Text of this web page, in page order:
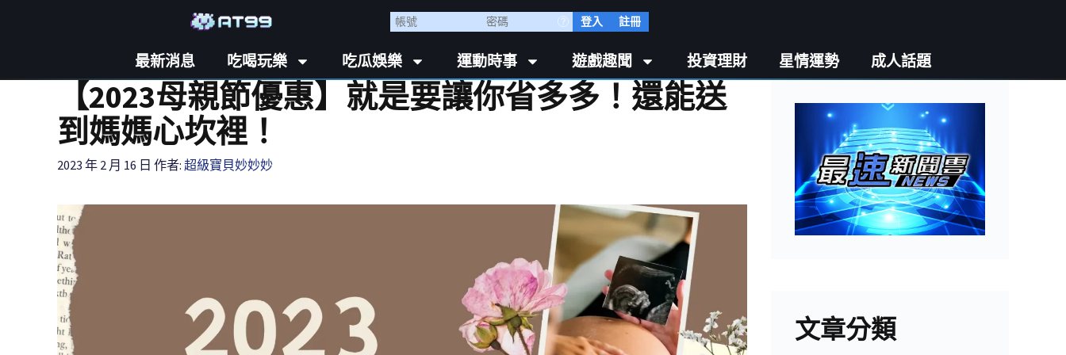
登入 註冊
最新消息 吃喝玩樂 吃瓜娛樂 運動時事 遊戲趣聞 投資理財 星情運勢 成人話題
【2023母親節優惠】就是要讓你省多多！還能送
到媽媽心坎裡！
2023 年 2 月 16 日 作者: 超級寶貝妙妙妙
文章分類